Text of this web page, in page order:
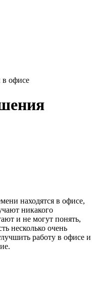
в офисе
находятся в офисе,
никакого
и не могут понять,
несколько очень
работу в офисе и